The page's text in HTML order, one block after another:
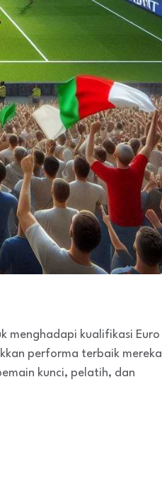
menghadapi kualifikasi Euro
performa terbaik mereka
kunci, pelatih, dan